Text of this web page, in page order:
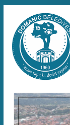
content
T.C.
DOMANİÇ